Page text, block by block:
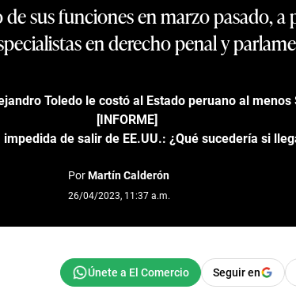
sus funciones en marzo pasado, a
en derecho penal y
Toledo le costó al Estado peruano al
[INFORME]
de salir de EE.UU.: ¿Qué sucedería si
PorMartín Calderón
26/04/2023, 11:37 a.m.
Seguir en